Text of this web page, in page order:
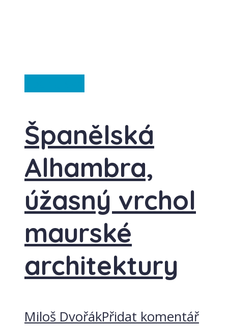
Španělská
Alhambra,
úžasný vrchol
maurské
architektury
Miloš DvořákPřidat komentář